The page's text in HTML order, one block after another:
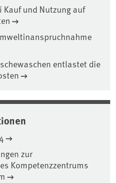
Kauf und Nutzung auf
entlastet die
zur
Kompetenzzentrums